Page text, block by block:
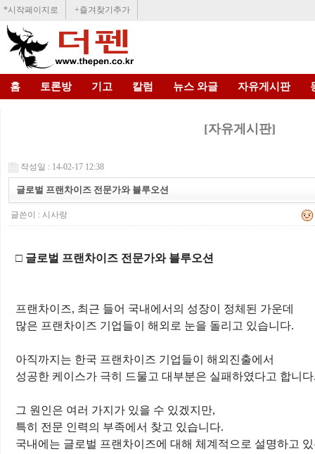
*시작페이지로 +즐겨찾기추가
홈 토론방 기고 칼럼 뉴스 와글 자유게시판
[자유게시판]
작성일 : 14-02-17 12:38
글로벌 프랜차이즈 전문가와 블루오션
글쓴이 : 시사랑
□ 글로벌 프랜차이즈 전문가와 블루오션
프랜차이즈, 최근 들어 국내에서의 성장이 정체된 가운데
많은 프랜차이즈 기업들이 해외로 눈을 돌리고 있습니다.
아직까지는 한국 프랜차이즈 기업들이 해외진출에서
성공한 케이스가 극히 드물고 대부분은 실패하였다고 합니다
그 원인은 여러 가지가 있을 수 있겠지만,
특히 전문 인력의 부족에서 찾고 있습니다.
국내에는 글로벌 프랜차이즈에 대해 체계적으로 설명하고